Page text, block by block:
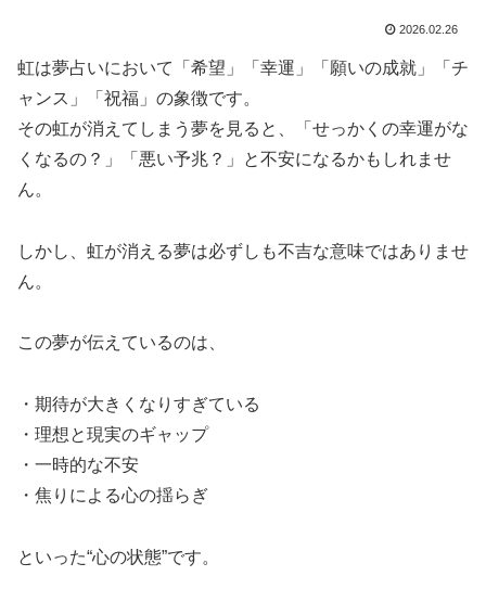
2026.02.26
虹は夢占いにおいて「希望」「幸運」「願いの成就」「チ
ャンス」「祝福」の象徴です。
その虹が消えてしまう夢を見ると、「せっかくの幸運がな
くなるの？」「悪い予兆？」と不安になるかもしれませ
ん。
しかし、虹が消える夢は必ずしも不吉な意味ではありませ
ん。
この夢が伝えているのは、
・期待が大きくなりすぎている
・理想と現実のギャップ
・一時的な不安
・焦りによる心の揺らぎ
といった“心の状態”です。